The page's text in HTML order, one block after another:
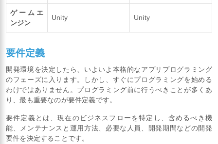
ゲームエ
ンジン
Unity Unity
要件定義
開発環境を決定したら、いよいよ本格的なアプリプログラミング
のフェーズに入ります。しかし、すぐにプログラミングを始める
わけではありません。プログラミング前に行うべきことが多くあ
り、最も重要なのが要件定義です。
要件定義とは、現在のビジネスフローを特定し、含めるべき機
能、メンテナンスと運用方法、必要な人員、開発期間などの開発
要件を決定することです。